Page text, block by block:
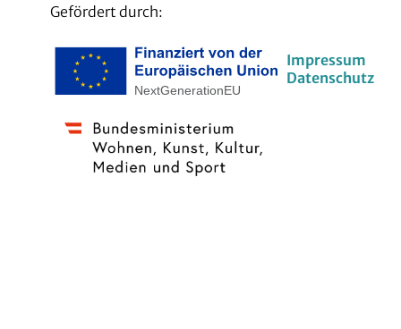
Gefördert durch:
Impressum
Datenschutz